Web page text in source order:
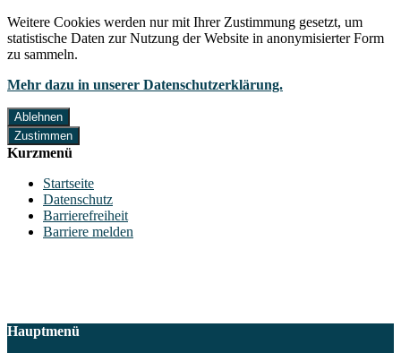
Weitere Cookies werden nur mit Ihrer Zustimmung gesetzt, um
statistische Daten zur Nutzung der Website in anonymisierter Form
zu sammeln.
Mehr dazu in unserer Datenschutzerklärung.
Ablehnen
Zustimmen
Kurzmenü
Startseite
Datenschutz
Barrierefreiheit
Barriere melden
Hauptmenü